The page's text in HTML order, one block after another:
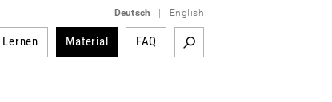
Deutsch English
Lernen Material FAQ